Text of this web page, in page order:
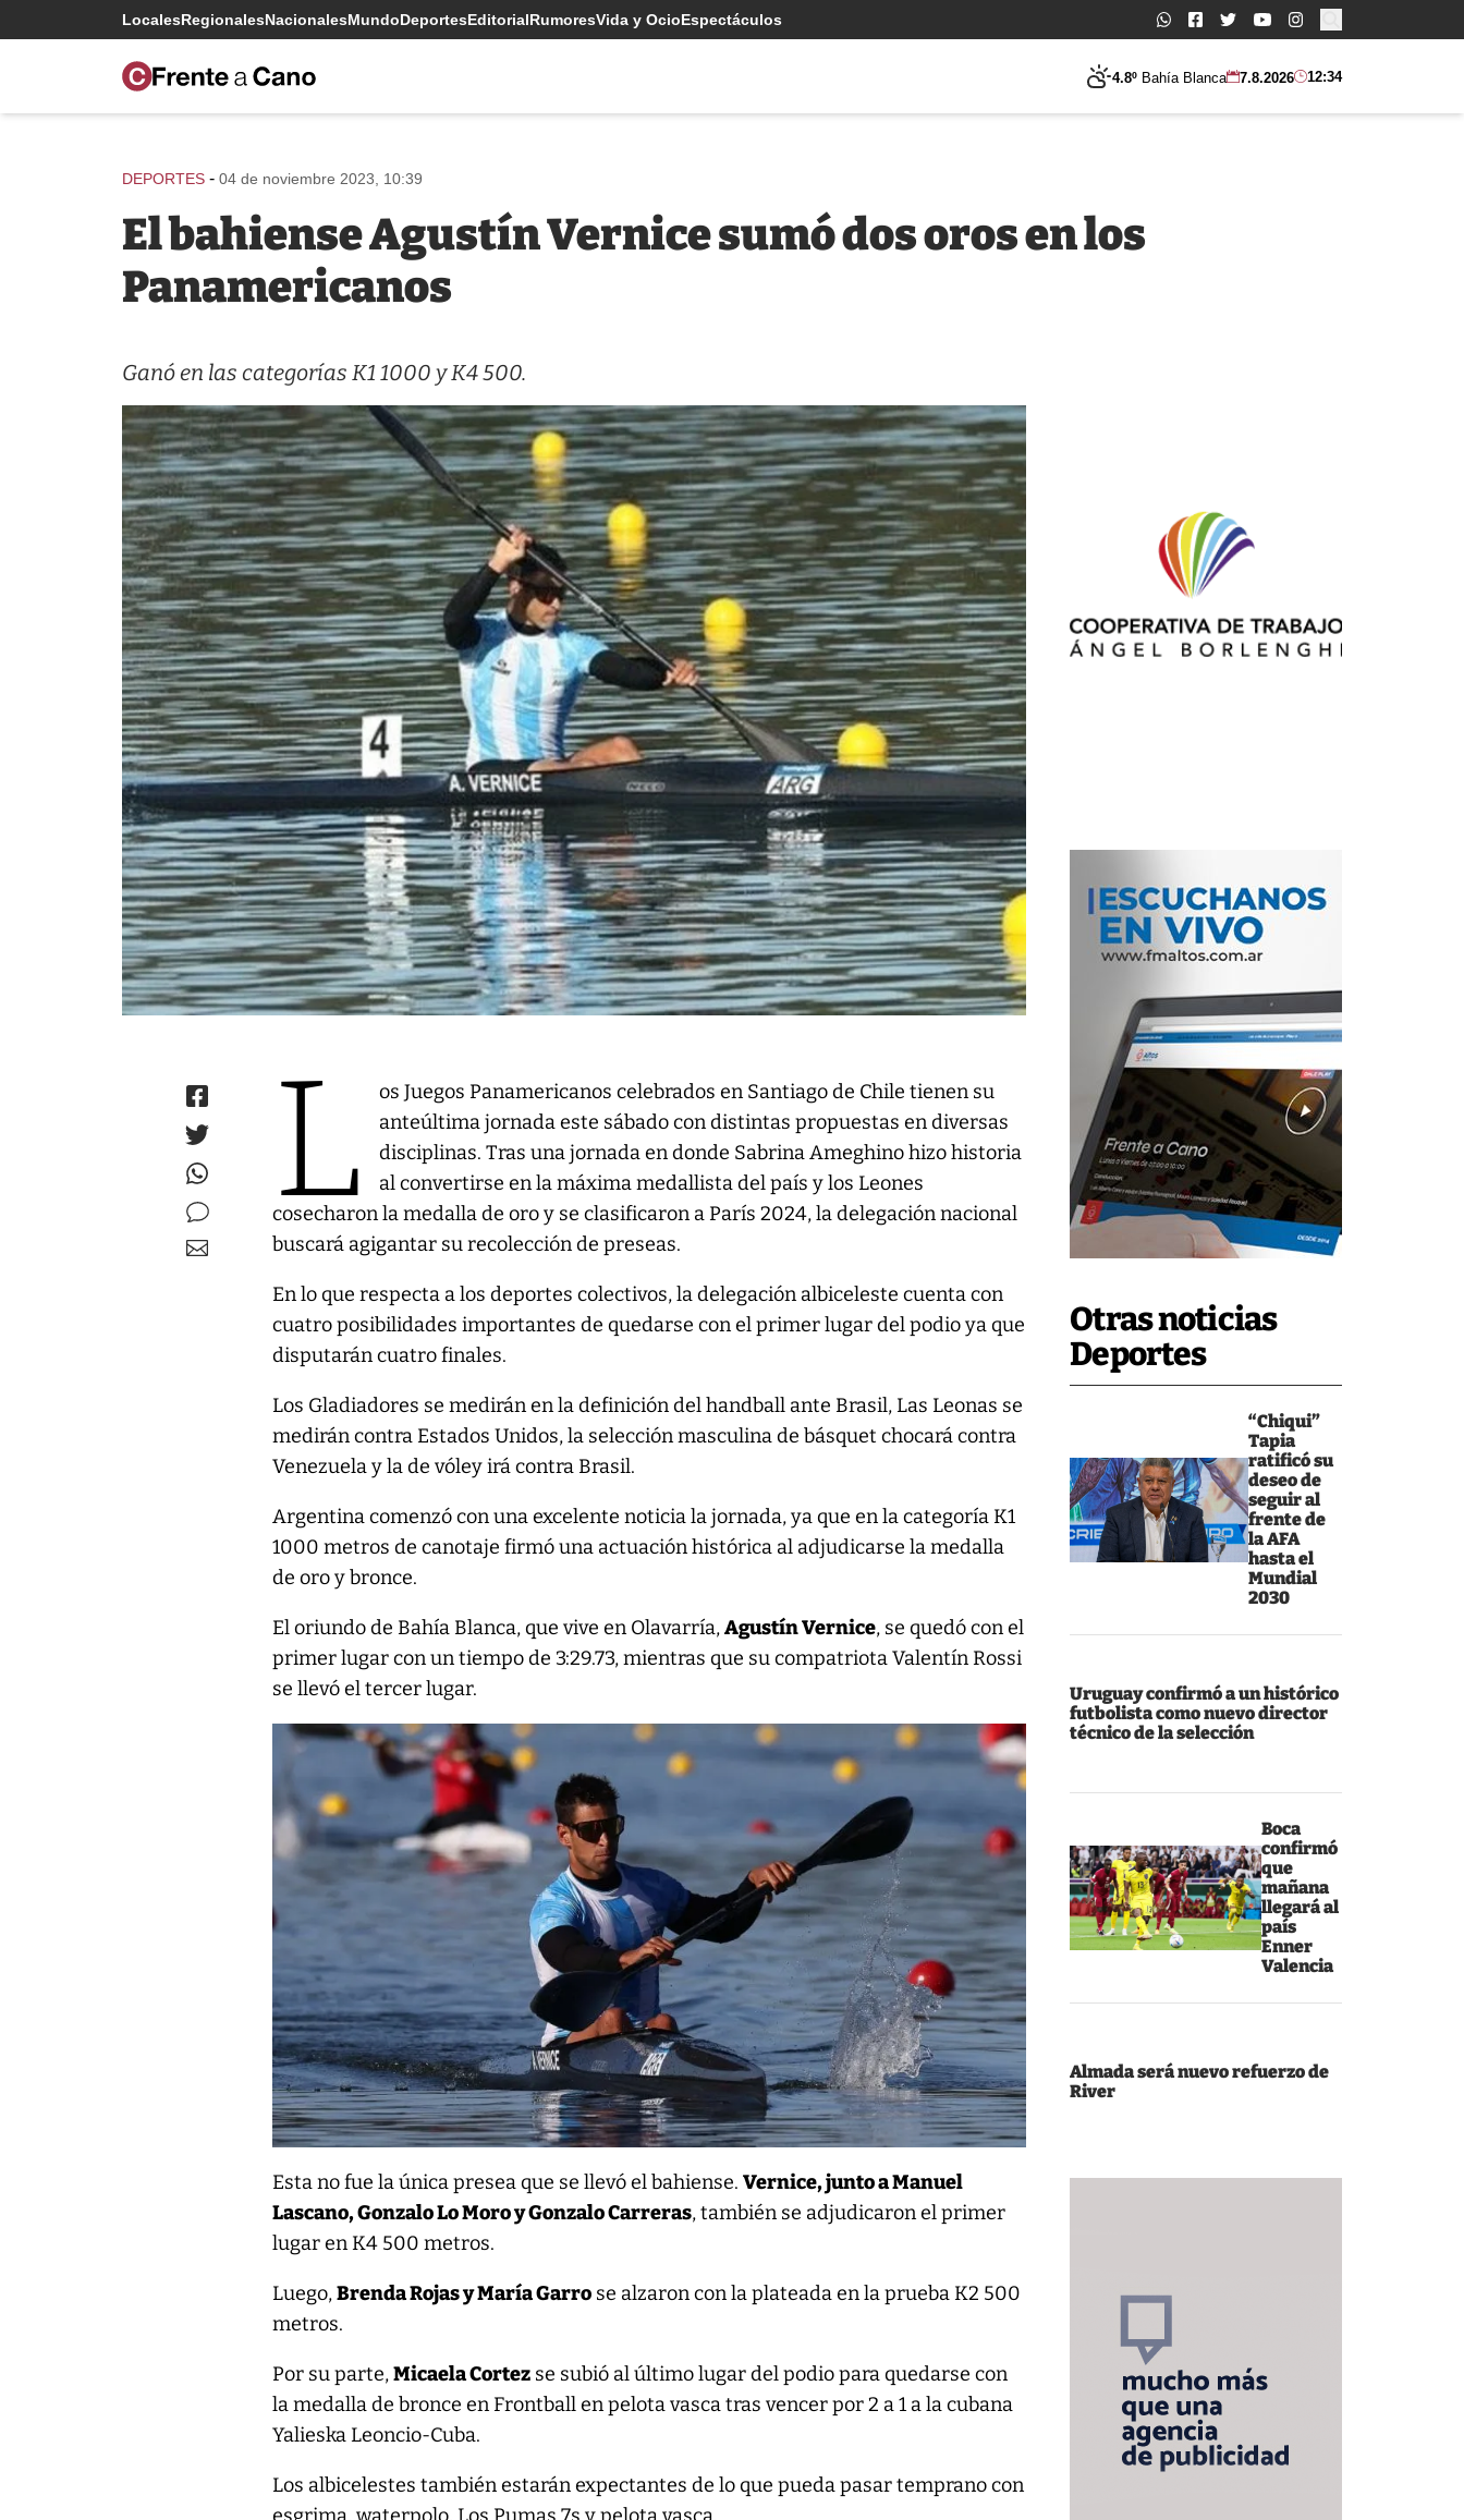
LocalesRegionalesNacionalesMundoDeportesEditorialRumoresVida y OcioEspectáculos Buscar:
4.8º Bahía Blanca 7.8.2026 12:34
Otras noticias
Deportes
“Chiqui”
Tapia
ratificó su
deseo de
seguir al
frente de
la AFA
hasta el
Mundial
2030
Uruguay confirmó a un histórico
futbolista como nuevo director
técnico de la selección
Boca
confirmó
que
mañana
llegará al
país
Enner
Valencia
Almada será nuevo refuerzo de
River
DEPORTES - 04 de noviembre 2023, 10:39
El bahiense Agustín Vernice sumó dos oros en los
Panamericanos
Ganó en las categorías K1 1000 y K4 500.
L
os Juegos Panamericanos celebrados en Santiago de Chile tienen su
anteúltima jornada este sábado con distintas propuestas en diversas
disciplinas. Tras una jornada en donde Sabrina Ameghino hizo historia
al convertirse en la máxima medallista del país y los Leones
cosecharon la medalla de oro y se clasificaron a París 2024, la delegación nacional
buscará agigantar su recolección de preseas.
En lo que respecta a los deportes colectivos, la delegación albiceleste cuenta con
cuatro posibilidades importantes de quedarse con el primer lugar del podio ya que
disputarán cuatro finales.
Los Gladiadores se medirán en la definición del handball ante Brasil, Las Leonas se
medirán contra Estados Unidos, la selección masculina de básquet chocará contra
Venezuela y la de vóley irá contra Brasil.
Argentina comenzó con una excelente noticia la jornada, ya que en la categoría K1
1000 metros de canotaje firmó una actuación histórica al adjudicarse la medalla
de oro y bronce.
El oriundo de Bahía Blanca, que vive en Olavarría,Agustín Vernice, se quedó con el
primer lugar con un tiempo de 3:29.73, mientras que su compatriota Valentín Rossi
se llevó el tercer lugar.
Esta no fue la única presea que se llevó el bahiense.Vernice, junto a Manuel
Lascano, Gonzalo Lo Moro y Gonzalo Carreras, también se adjudicaron el primer
lugar en K4 500 metros.
Luego,Brenda Rojas y María Garro se alzaron con la plateada en la prueba K2 500
metros.
Por su parte,Micaela Cortez se subió al último lugar del podio para quedarse con
la medalla de bronce en Frontball en pelota vasca tras vencer por 2 a 1 a la cubana
Yalieska Leoncio-Cuba.
Los albicelestes también estarán expectantes de lo que pueda pasar temprano con